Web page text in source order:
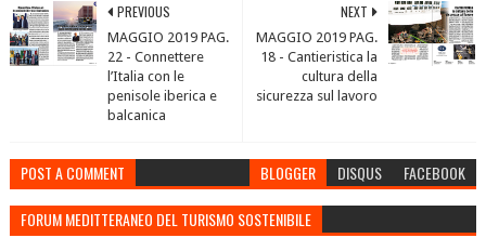
NEXT
MAGGIO 2019 PAG.
18 - Cantieristica la
cultura della
sicurezza sul lavoro
PREVIOUS
MAGGIO 2019 PAG.
22 - Connettere
l’Italia con le
penisole iberica e
balcanica
POST A COMMENT BLOGGER DISQUS FACEBOOK
FORUM MEDITTERANEO DEL TURISMO SOSTENIBILE